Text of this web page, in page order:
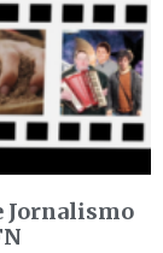
Jornalismo